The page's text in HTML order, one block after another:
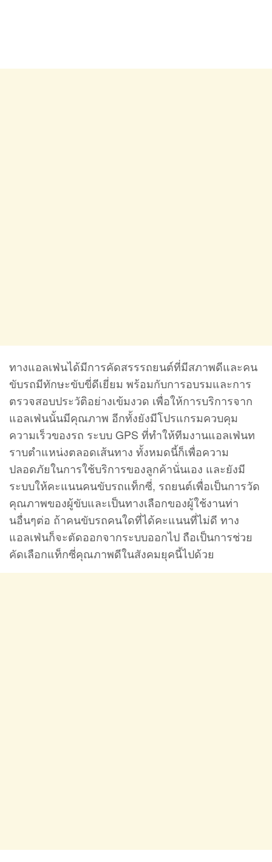
ทางแอลเฟ่นได้มีการคัดสรรรถยนต์ที่มีสภาพดีและคน
ขับรถมีทักษะขับขี่ดีเยี่ยม พร้อมกับการอบรมและการ
ตรวจสอบประวัติอย่างเข้มงวด เพื่อให้การบริการจาก
แอลเฟ่นนั้นมีคุณภาพ อีกทั้งยังมีโปรแกรมควบคุม
ความเร็วของรถ ระบบ GPS ที่ทำให้ทีมงานแอลเฟ่นท
ราบตำแหน่งตลอดเส้นทาง ทั้งหมดนี้ก็เพื่อความ
ปลอดภัยในการใช้บริการของลูกค้านั่นเอง และยังมี
ระบบให้คะแนนคนขับรถแท็กซี่, รถยนต์เพื่อเป็นการวัด
คุณภาพของผู้ขับและเป็นทางเลือกของผู้ใช้งานท่า
นอื่นๆต่อ ถ้าคนขับรถคนใดที่ได้คะแนนที่ไม่ดี ทาง
แอลเฟ่นก็จะตัดออกจากระบบออกไป ถือเป็นการช่วย
คัดเลือกแท็กซี่คุณภาพดีในสังคมยุคนี้ไปด้วย